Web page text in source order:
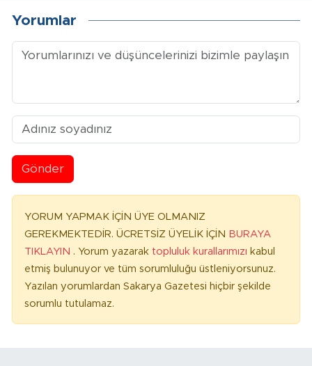
Yorumlar
Gönder
YORUM YAPMAK İÇİN ÜYE OLMANIZ
GEREKMEKTEDİR. ÜCRETSİZ ÜYELİK İÇİN BURAYA
TIKLAYIN . Yorum yazarak topluluk kurallarımızı kabul
etmiş bulunuyor ve tüm sorumluluğu üstleniyorsunuz.
Yazılan yorumlardan Sakarya Gazetesi hiçbir şekilde
sorumlu tutulamaz.